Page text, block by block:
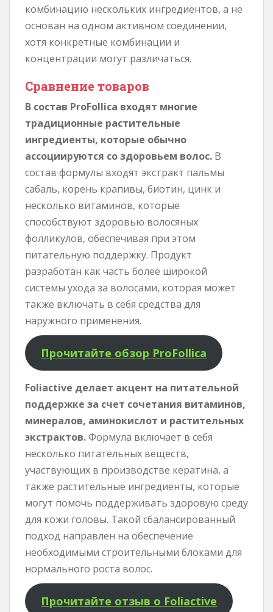
комбинацию нескольких ингредиентов, а не
основан на одном активном соединении,
хотя конкретные комбинации и
концентрации могут различаться.
Сравнение товаров
В состав ProFollica входят многие
традиционные растительные
ингредиенты, которые обычно
ассоциируются со здоровьем волос. В
состав формулы входят экстракт пальмы
сабаль, корень крапивы, биотин, цинк и
несколько витаминов, которые
способствуют здоровью волосяных
фолликулов, обеспечивая при этом
питательную поддержку. Продукт
разработан как часть более широкой
системы ухода за волосами, которая может
также включать в себя средства для
наружного применения.
Прочитайте обзор ProFollica
Foliactive делает акцент на питательной
поддержке за счет сочетания витаминов,
минералов, аминокислот и растительных
экстрактов.Формула включает в себя
несколько питательных веществ,
участвующих в производстве кератина, а
также растительные ингредиенты, которые
могут помочь поддерживать здоровую среду
для кожи головы. Такой сбалансированный
подход направлен на обеспечение
необходимыми строительными блоками для
нормального роста волос.
Прочитайте отзыв о Foliactive